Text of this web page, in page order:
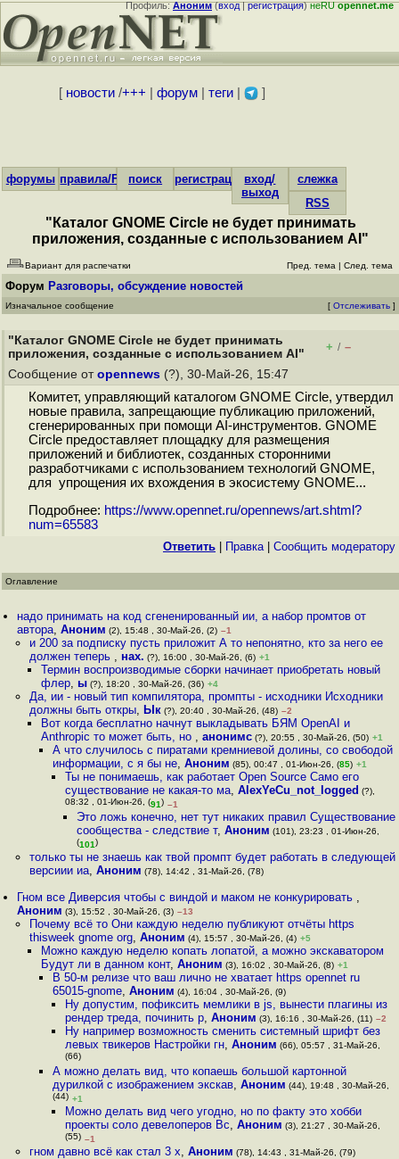
Профиль:Аноним(вход|регистрация)неRUopennet.me
[ новости/+++ форум| теги| ]
форумы правила/FAQпоиск регистрациявход/
выход
слежка
RSS
"Каталог GNOME Circle не будет принимать
приложения, созданные с использованием AI"
Вариант для распечатки Пред. тема | След. тема
Форум Разговоры, обсуждение новостей
Изначальное сообщение [ Отслеживать ]
"Каталог GNOME Circle не будет принимать
приложения, созданные с использованием AI"
+ / –
Сообщение от opennews (?), 30-Май-26, 15:47
Комитет, управляющий каталогом GNOME Circle, утвердил
новые правила, запрещающие публикацию приложений,
сгенерированных при помощи AI-инструментов. GNOME
Circle предоставляет площадку для размещения
приложений и библиотек, созданных сторонними
разработчиками с использованием технологий GNOME,
для упрощения их вхождения в экосистему GNOME...
Подробнее: https://www.opennet.ru/opennews/art.shtml?
num=65583
Ответить Правка| Cообщить модератору
Оглавление
надо принимать на код сгененированный ии, а набор промтов от
автора,Аноним (2), 15:48 , 30-Май-26, (2) –1
и 200 за подписку пусть приложит А то непонятно, кто за него ее
должен теперь , нах. (?), 16:00 , 30-Май-26, (6) +1
Термин воспроизводимые сборки начинает приобретать новый
флер, ы(?), 18:20 , 30-Май-26, (36) +4
Да, ии - новый тип компилятора, промпты - исходники Исходники
должны быть откры, Ык(?), 20:40 , 30-Май-26, (48) –2
Вот когда бесплатно начнут выкладывать БЯМ OpenAI и
Anthropic то может быть, но , анонимс(?), 20:55 , 30-Май-26, (50) +1
А что случилось с пиратами кремниевой долины, со свободой
информации, с я бы не,Аноним (85), 00:47 , 01-Июн-26, (85) +1
Ты не понимаешь, как работает Open Source Само его
существование не какая-то ма, AlexYeCu_not_logged (?),
08:32 , 01-Июн-26, (91) –1
Это ложь конечно, нет тут никаких правил Существование
сообщества - следствие т, Аноним (101), 23:23 , 01-Июн-26,
(101)
только ты не знаешь как твой промпт будет работать в следующей
версиии иа, Аноним (78), 14:42 , 31-Май-26, (78)
Гном все Диверсия чтобы с виндой и маком не конкурировать ,
Аноним (3), 15:52 , 30-Май-26, (3) –13
Почему всё то Они каждую неделю публикуют отчёты https
thisweek gnome org, Аноним (4), 15:57 , 30-Май-26, (4) +5
Можно каждую неделю копать лопатой, а можно экскаватором
Будут ли в данном конт, Аноним (3), 16:02 , 30-Май-26, (8) +1
В 50-м релизе что ваш лично не хватает https opennet ru
65015-gnome,Аноним (4), 16:04 , 30-Май-26, (9)
Ну допустим, пофиксить мемлики в js, вынести плагины из
рендер треда, починить р, Аноним (3), 16:16 , 30-Май-26, (11) –2
Ну например возможность сменить системный шрифт без
левых твикеров Настройки гн, Аноним (66), 05:57 , 31-Май-26,
(66)
А можно делать вид, что копаешь большой картонной
дypилкой с изображением экскав,Аноним (44), 19:48 , 30-Май-26,
(44) +1
Можно делать вид чего угодно, но по факту это хобби
проекты соло девелоперов Вс, Аноним (3), 21:27 , 30-Май-26,
(55) –1
гном давно всё как стал 3 x, Аноним (78), 14:43 , 31-Май-26, (79)